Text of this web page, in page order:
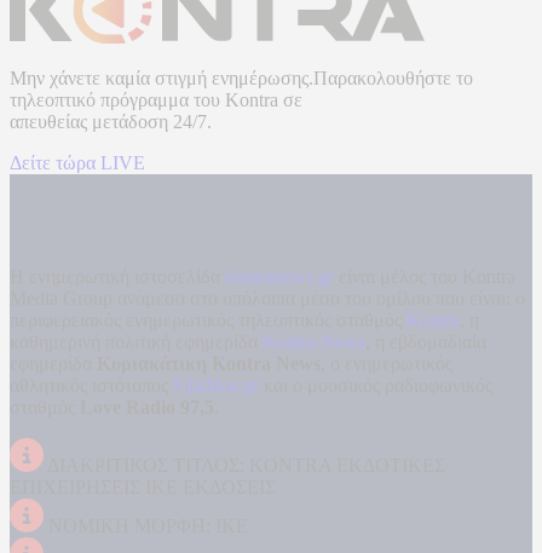
Μην χάνετε καμία στιγμή ενημέρωσης.Παρακολουθήστε το
τηλεοπτικό πρόγραμμα του Kontra σε
απευθείας μετάδοση 24/7.
Δείτε τώρα LIVE
kontranews.gr
Kontra
Kontra News
Filathlos.gr